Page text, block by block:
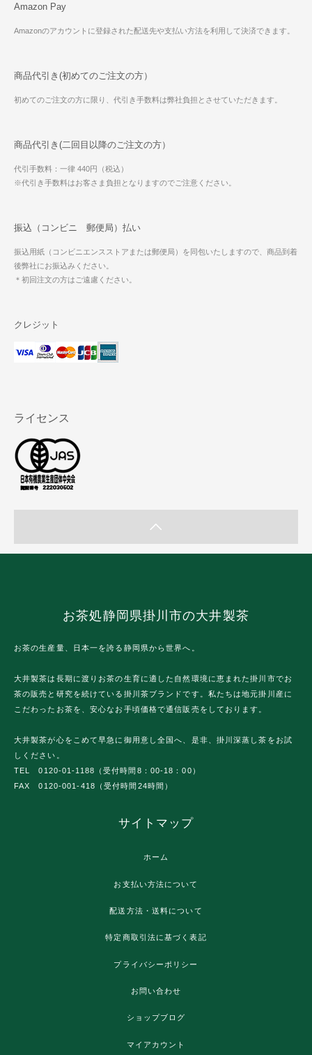
Amazon Pay
Amazonのアカウントに登録された配送先や支払い方法を利用して決済できます。
商品代引き(初めてのご注文の方）
初めてのご注文の方に限り、代引き手数料は弊社負担とさせていただきます。
商品代引き(二回目以降のご注文の方）
代引手数料：一律 440円（税込）
※代引き手数料はお客さま負担となりますのでご注意ください。
振込（コンビニ 郵便局）払い
振込用紙（コンビニエンスストアまたは郵便局）を同包いたしますので、商品到着
後弊社にお振込みください。
＊初回注文の方はご遠慮ください。
クレジット
ライセンス
お茶処静岡県掛川市の大井製茶
お茶の生産量、日本一を誇る静岡県から世界へ。
大井製茶は長期に渡りお茶の生育に適した自然環境に恵まれた掛川市でお
茶の販売と研究を続けている掛川茶ブランドです。私たちは地元掛川産に
こだわったお茶を、安心なお手頃価格で通信販売をしております。
大井製茶が心をこめて早急に御用意し全国へ、是非、掛川深蒸し茶をお試
しください。
TEL 0120-01-1188（受付時間8：00-18：00）
FAX 0120-001-418（受付時間24時間）
サイトマップ
ホーム
お支払い方法について
配送方法・送料について
特定商取引法に基づく表記
プライバシーポリシー
お問い合わせ
ショップブログ
マイアカウント